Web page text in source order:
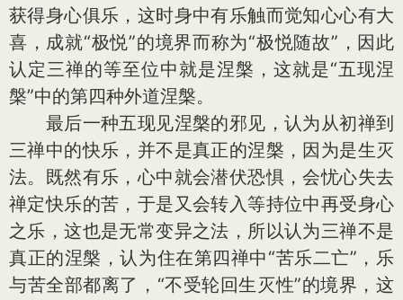
获得身心俱乐，这时身中有乐触而觉知心心有大
喜，成就“极悦”的境界而称为“极悦随故”，因此
认定三禅的等至位中就是涅槃，这就是“五现涅
槃”中的第四种外道涅槃。
最后一种五现见涅槃的邪见，认为从初禅到
三禅中的快乐，并不是真正的涅槃，因为是生灭
法。既然有乐，心中就会潜伏恐惧，会忧心失去
禅定快乐的苦，于是又会转入等持位中再受身心
之乐，这也是无常变异之法，所以认为三禅不是
真正的涅槃，认为住在第四禅中“苦乐二亡”，乐
与苦全部都离了，“不受轮回生灭性”的境界，这